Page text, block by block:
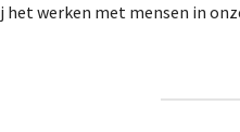
het werken met mensen in